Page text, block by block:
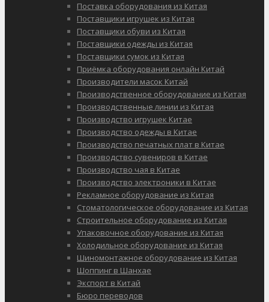
Поставка оборудования из Китая
Поставщики игрушек из Китая
Поставщики обуви из Китая
Поставщики одежды из Китая
Поставщики сумок из Китая
Приёмка оборудования онлайн Китай
Производители масок Китай
Производственное оборудование из Китая
Производственные линии из Китая
Производство игрушек Китае
Производство одежды в Китае
Производство печатных плат в Китае
Производство сувениров в Китае
Производство чая в Китае
Производство электроники в Китае
Рекламное оборудование из Китая
Стоматологическое оборудование из Китая
Строительное оборудование из Китая
Упаковочное оборудование из Китая
Холодильное оборудование из Китая
Шиномонтажное оборудование из Китая
Шоппинг в Шанхае
Экспорт в Китай
Бюро переводов